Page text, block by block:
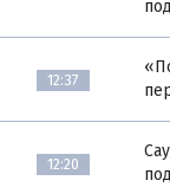
12:37
12:20